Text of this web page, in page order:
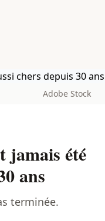
Adobe Stock
jamais été
ans
terminée.